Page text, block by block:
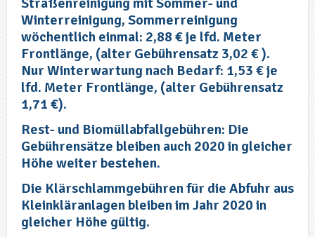
Winterreinigung, Sommerreinigung
wöchentlich einmal: 2,88 € je lfd. Meter
Frontlänge, (alter Gebührensatz 3,02 € ).
Nur Winterwartung nach Bedarf: 1,53 € je
lfd. Meter Frontlänge, (alter Gebührensatz
1,71 €).
Rest- und Biomüllabfallgebühren: Die
Gebührensätze bleiben auch 2020 in gleicher
Höhe weiter bestehen.
Die Klärschlammgebühren für die Abfuhr aus
Kleinkläranlagen bleiben im Jahr 2020 in
gleicher Höhe gültig.